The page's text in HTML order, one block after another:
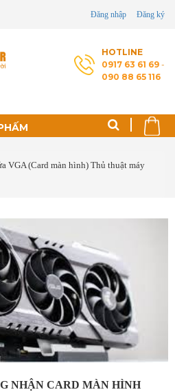
Đăng ký
Đăng nhập
HOTLINE
0917 63 61 69 -
090 88 65 116
VGA (Card màn hình) Thủ thuật máy
NHẬN CARD MÀN HÌNH